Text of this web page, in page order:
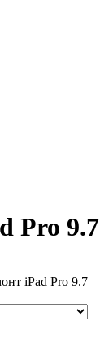
Pro 9.7
iPad Pro 9.7